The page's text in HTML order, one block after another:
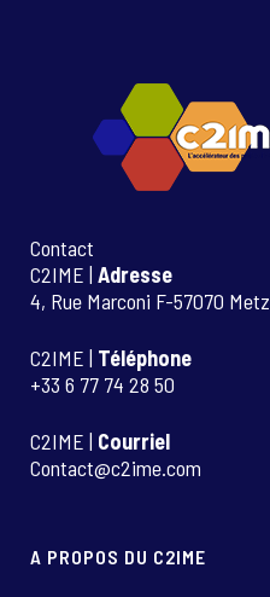
Contact
C2IME | Adresse
4, Rue Marconi F-57070 Metz
C2IME | Téléphone
+33 6 77 74 28 50
C2IME | Courriel
Contact@c2ime.com
A PROPOS DU C2IME